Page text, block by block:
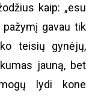
kaip: „esu
pažymį gavau tik
teisių gynėjų,
jauną, bet
lydi kone